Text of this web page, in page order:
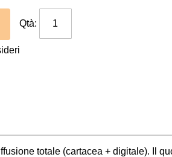
Qtà:
totale (cartacea + digitale). Il